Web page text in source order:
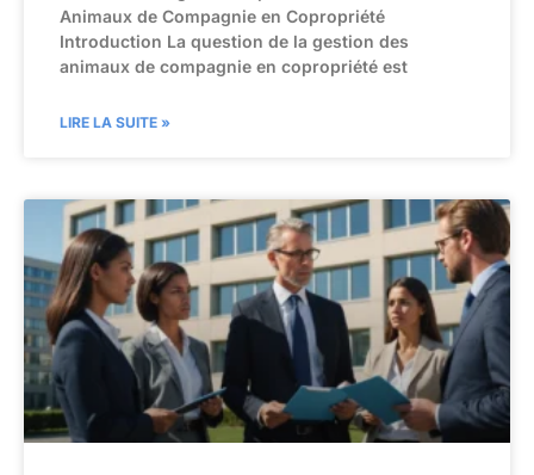
Animaux de Compagnie en Copropriété
Introduction La question de la gestion des
animaux de compagnie en copropriété est
LIRE LA SUITE »